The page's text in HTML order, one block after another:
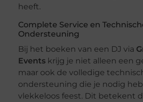
heeft.
Complete Service en
Ondersteuning
Bij het boeken van een DJ via
Eventskrijg je niet alleen een
maar ook de volledige
ondersteuning die je nodig
vlekkeloos feest. Dit betekent